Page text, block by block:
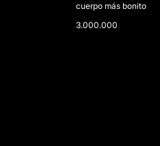
cuerpo más bonito
3.000.000